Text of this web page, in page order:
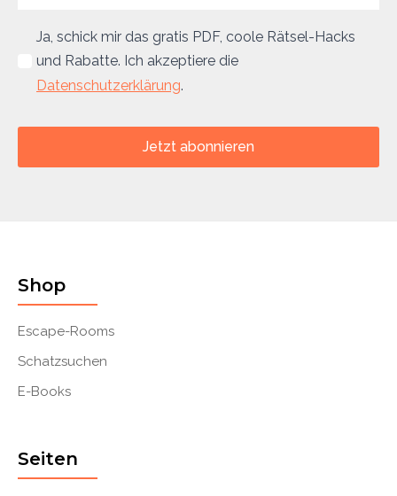
Ja, schick mir das gratis PDF, coole Rätsel-Hacks
und Rabatte. Ich akzeptiere die
Datenschutzerklärung.
Jetzt abonnieren
Shop
Escape-Rooms
Schatzsuchen
E-Books
Seiten